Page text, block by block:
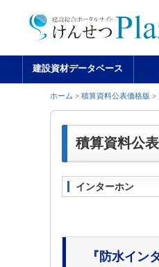
建設資材データベース
ホーム > 積算資料公表価格版 >
積算資料公
インターホン
『防水イン